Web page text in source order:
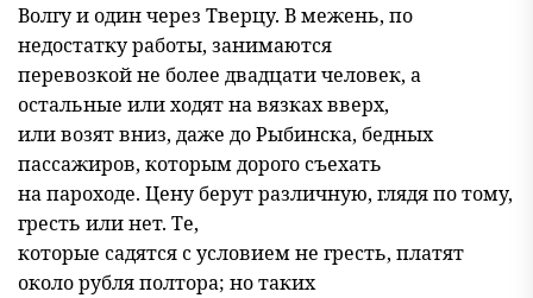
Волгу и один через Тверцу. В межень, по
недостатку работы, занимаются
перевозкой не более двадцати человек, а
остальные или ходят на вязках вверх,
или возят вниз, даже до Рыбинска, бедных
пассажиров, которым дорого съехать
на пароходе. Цену берут различную, глядя по тому,
гресть или нет. Те,
которые садятся с условием не гресть, платят
около рубля полтора; но таких